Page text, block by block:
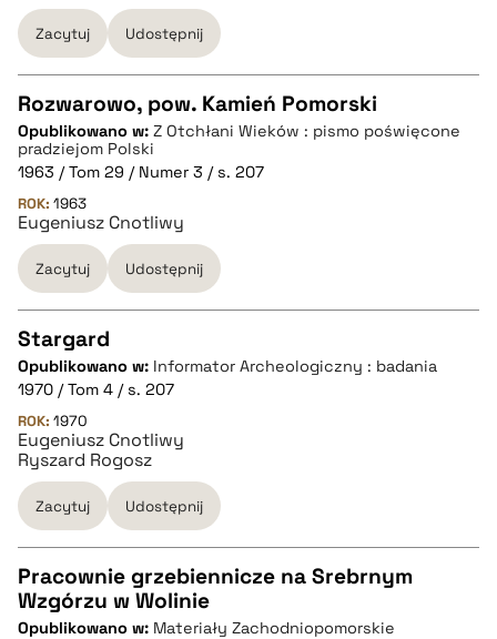
BIBTEX
pobierz cytat
Zacytuj Udostępnij
CZYSTY TEKST
pobierz cytat
BIBTEX
pobierz cytat
Rozwarowo, pow. Kamień Pomorski
Opublikowano w: Z Otchłani Wieków : pismo poświęcone
pradziejom Polski
1963 / Tom 29 / Numer 3 / s. 207
ROK: 1963
Eugeniusz Cnotliwy
Zacytuj Udostępnij
CZYSTY TEKST
pobierz cytat
BIBTEX
pobierz cytat
Stargard
Opublikowano w: Informator Archeologiczny : badania
1970 / Tom 4 / s. 207
ROK: 1970
Eugeniusz Cnotliwy
Ryszard Rogosz
Zacytuj Udostępnij
CZYSTY TEKST
Pracownie grzebiennicze na Srebrnym
Wzgórzu w Wolinie
Opublikowano w: Materiały Zachodniopomorskie